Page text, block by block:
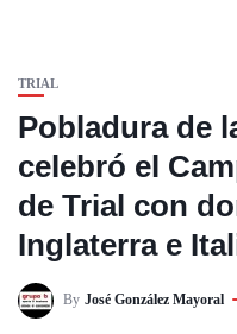
TRIAL
Pobladura de
celebró el
de Trial con
Inglaterra e
By José González Mayoral